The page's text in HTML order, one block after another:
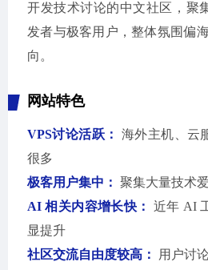
开发技术讨论的中文社区，聚
发者与极客用户，整体氛围偏
向。
网站特色
VPS讨论活跃：
海外主机、云
很多
极客用户集中： 聚集大量技术
AI 相关内容增长快：
近年 AI
显提升
社区交流自由度较高：
用户讨